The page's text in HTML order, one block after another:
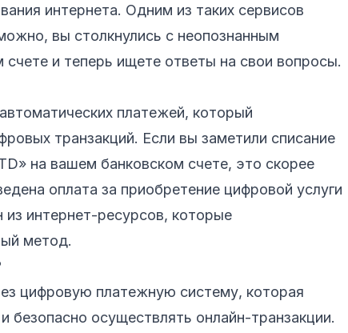
интернета. Одним из таких сервисов
вы столкнулись с неопознанным
и теперь ищете ответы на свои вопросы.
платежей, который
транзакций. Если вы заметили списание
на вашем банковском счете, это скорее
оплата за приобретение цифровой услуги
из интернет-ресурсов, которые
метод.
цифровую платежную систему, которая
безопасно осуществлять онлайн-транзакции.